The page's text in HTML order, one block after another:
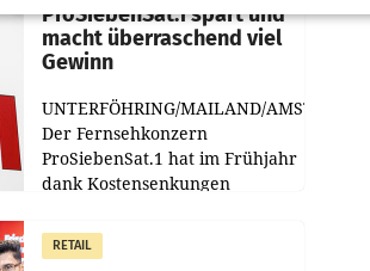
ProSiebenSat.1 spart und
macht überraschend viel
Gewinn
UNTERFÖHRING/MAILAND/AMSTERDAM.
Der Fernsehkonzern
ProSiebenSat.1 hat im Frühjahr
dank Kostensenkungen
gemacht und die
Markterwartung deutlich
RETAIL